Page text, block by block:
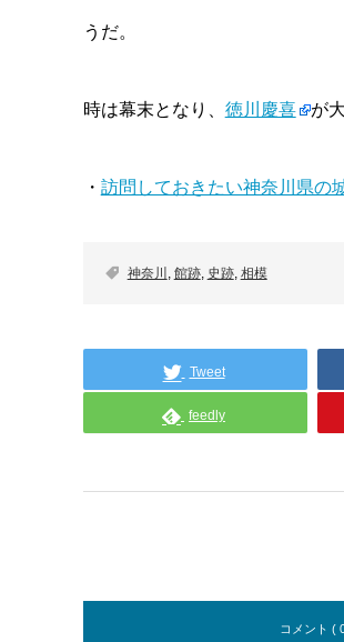
うだ。
時は幕末となり、 徳川慶喜 が
・ 訪問しておきたい神奈川県の
神奈川 , 館跡, 史跡, 相模
Tweet
feedly
コメント (